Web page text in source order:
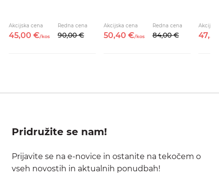
Akcijska cena
45,00 €/kos
Redna cena
90,00 €
Akcijska cena
50,40 €/kos
Redna cena
84,00 € 47,
Pridružite se nam!
Prijavite se na e-novice in ostanite na tekočem o
vseh novostih in aktualnih ponudbah!